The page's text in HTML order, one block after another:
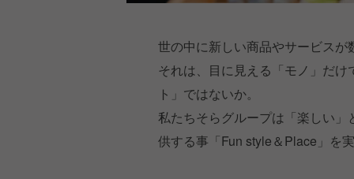
世の中に新しい商品やサービス
それは、目に見える「モノ」だ
ト」ではないか。
私たちそらグループは「楽しい
供する事「Fun style＆Place」を